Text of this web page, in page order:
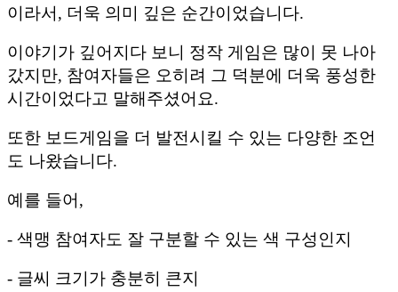
이라서, 더욱 의미 깊은 순간이었습니다.
이야기가 깊어지다 보니 정작 게임은 많이 못 나아
갔지만, 참여자들은 오히려 그 덕분에 더욱 풍성한
시간이었다고 말해주셨어요.
또한 보드게임을 더 발전시킬 수 있는 다양한 조언
도 나왔습니다.
예를 들어,
- 색맹 참여자도 잘 구분할 수 있는 색 구성인지
- 글씨 크기가 충분히 큰지